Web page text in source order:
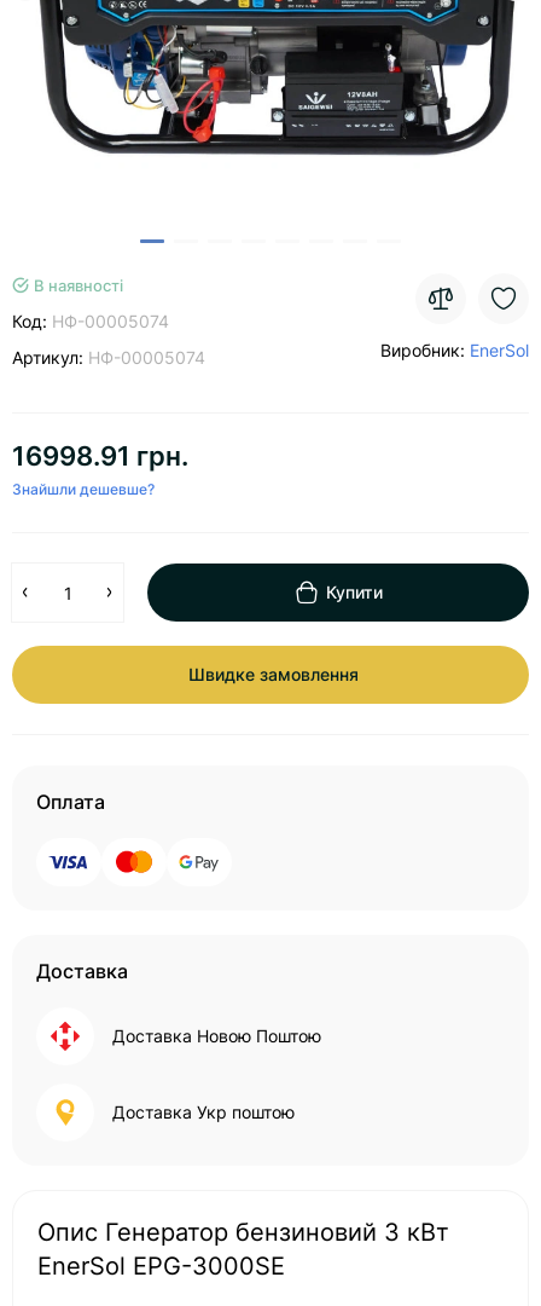
В наявності
Код: НФ-00005074
Артикул: НФ-00005074 Виробник: EnerSol
16998.91 грн.
Знайшли дешевше?
Купити
Швидке замовлення
Оплата
Доставка
Доставка Новою Поштою
Доставка Укр поштою
Опис Генератор бензиновий 3 кВт
EnerSol EPG-3000SE